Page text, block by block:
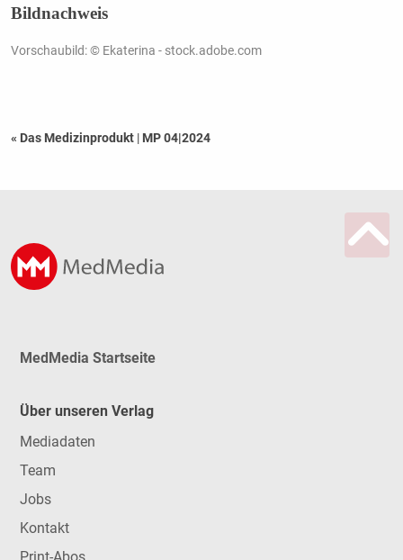
Bildnachweis
Vorschaubild: © Ekaterina - stock.adobe.com
« Das Medizinprodukt | MP 04|2024
MedMedia Startseite
Über unseren Verlag
Mediadaten
Team
Jobs
Kontakt